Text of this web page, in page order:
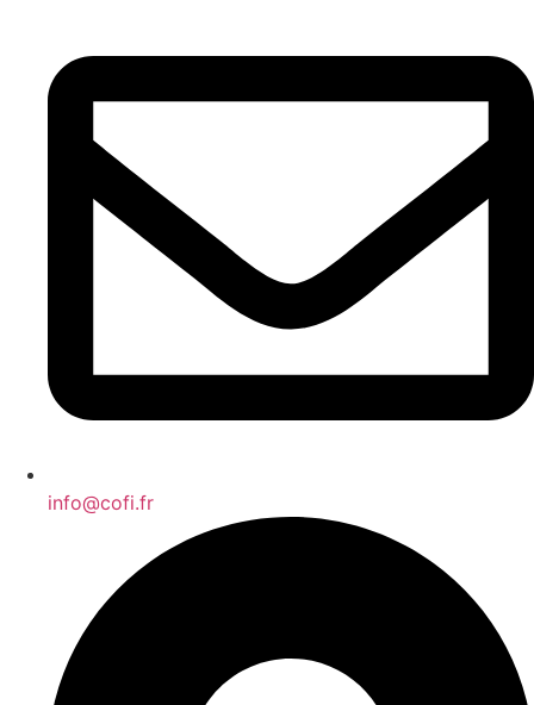
info@cofi.fr